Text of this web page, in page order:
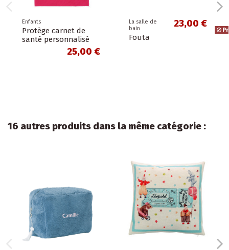
Enfants
Protège carnet de
santé personnalisé
25,00 €
La salle de
bain
Fouta
23,00 €
16 autres produits dans la même catégorie :